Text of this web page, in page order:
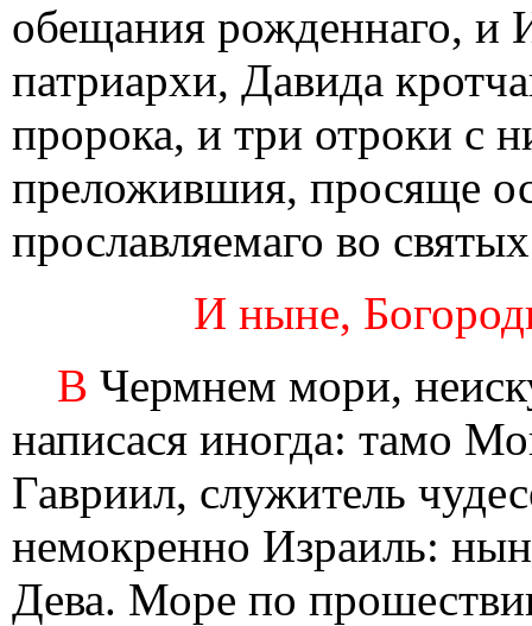
обещания рожденнаго, и
патриархи, Давида
пророка, и три отроки с
преложившия, просяще
прославляемаго во
И ныне,
В Чермнем мори,
написася иногда: тамо
Гавриил, служитель
немокренно Израиль:
Дева. Море по